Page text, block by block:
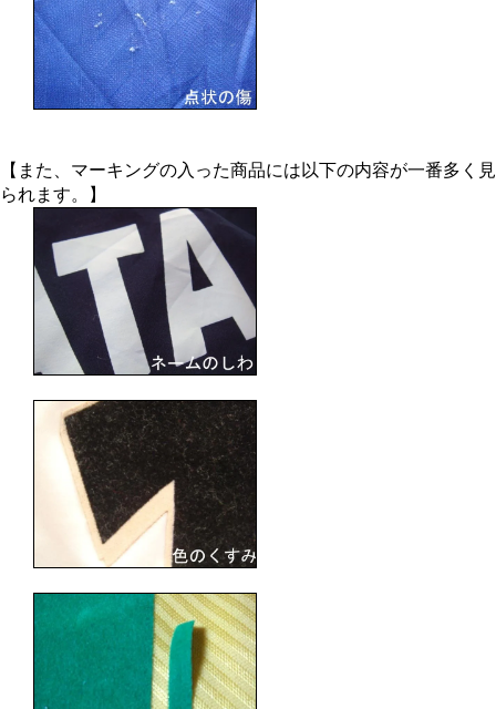
【また、マーキングの入った商品には以下の内容が一番多く見
られます。】